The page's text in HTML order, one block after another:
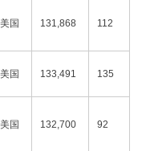
美国 131,868 112
美国 133,491 135
美国 132,700 92